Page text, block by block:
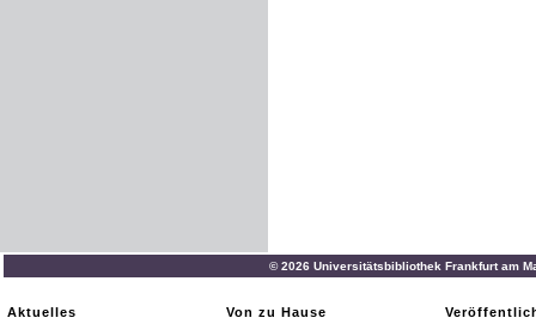
© 2026 Universitätsbibliothek Frankfurt am
Aktuelles
Von zu Hause